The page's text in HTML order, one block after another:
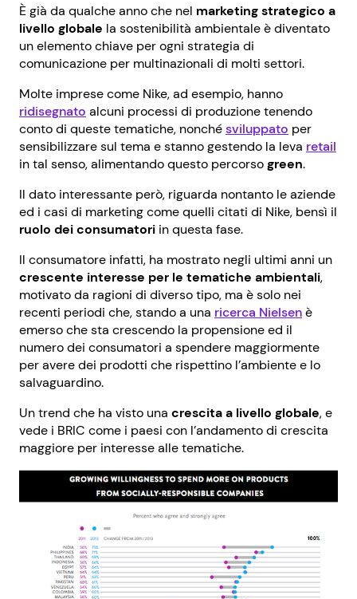
È già da qualche anno che nel marketing strategico a
livello globale la sostenibilità ambientale è diventato
un elemento chiave per ogni strategia di
comunicazione per multinazionali di molti settori.
Molte imprese come Nike, ad esempio, hanno
ridisegnato alcuni processi di produzione tenendo
conto di queste tematiche, nonchésviluppato per
sensibilizzare sul tema e stanno gestendo la leva retail
in tal senso, alimentando questo percorsogreen.
Il dato interessante però, riguarda nontanto le aziende
ed i casi di marketing come quelli citati di Nike, bensì il
ruolo dei consumatori in questa fase.
Il consumatore infatti, ha mostrato negli ultimi anni un
crescente interesse per le tematiche ambientali,
motivato da ragioni di diverso tipo, ma è solo nei
recenti periodi che, stando a una ricerca Nielsenè
emerso che sta crescendo la propensione ed il
numero dei consumatori a spendere maggiormente
per avere dei prodotti che rispettino l’ambiente e lo
salvaguardino.
Un trend che ha visto una crescita a livello globale, e
vede i BRIC come i paesi con l’andamento di crescita
maggiore per interesse alle tematiche.